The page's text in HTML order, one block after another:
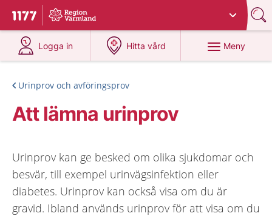
Till startsidan för 1177
Du har valt region
Logga in
på 1177.se
Hitta vård
på 1177.se
Meny
Urinprov och avföringsprov
Att lämna urinprov
Urinprov kan ge besked om olika sjukdomar och
besvär, till exempel urinvägsinfektion eller
diabetes. Urinprov kan också visa om du är
gravid. Ibland används urinprov för att visa om du